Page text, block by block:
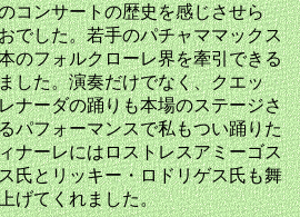
コンサートの歴史を感じさせら
でした。若手のパチャママックス
のフォルクローレ界を牽引できる
した。演奏だけでなく、クエッ
ナーダの踊りも本場のステージさ
パフォーマンスで私もつい踊りた
ナーレにはロストレスアミーゴス
氏とリッキー・ロドリゲス氏も舞
げてくれました。